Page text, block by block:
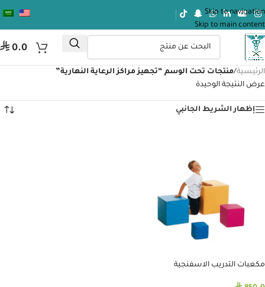
Skip to navigation
Skip to main content
⃁ 0.0
الرئيسية/منتجات تحت الوسم “تجهيز مراكز الرعاية النهارية”
عرض النتيجة الوحيدة
إظهار الشريط الجانبي
مكعبات التدريب الاسفنجية